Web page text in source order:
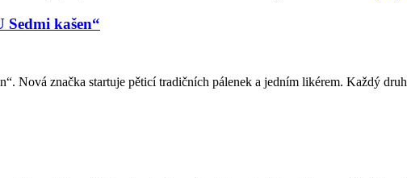
kašen“
Nová značka startuje pěticí tradičních pálenek a jedním likérem. Každý